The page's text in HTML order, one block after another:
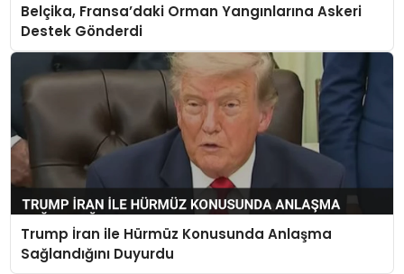
Belçika, Fransa’daki Orman Yangınlarına Askeri
Destek Gönderdi
Trump İran ile Hürmüz Konusunda Anlaşma
Sağlandığını Duyurdu